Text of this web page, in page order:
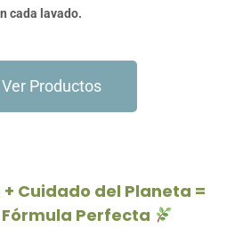
cada lavado.
Ver Productos
Cuidado del Planeta =
Perfecta